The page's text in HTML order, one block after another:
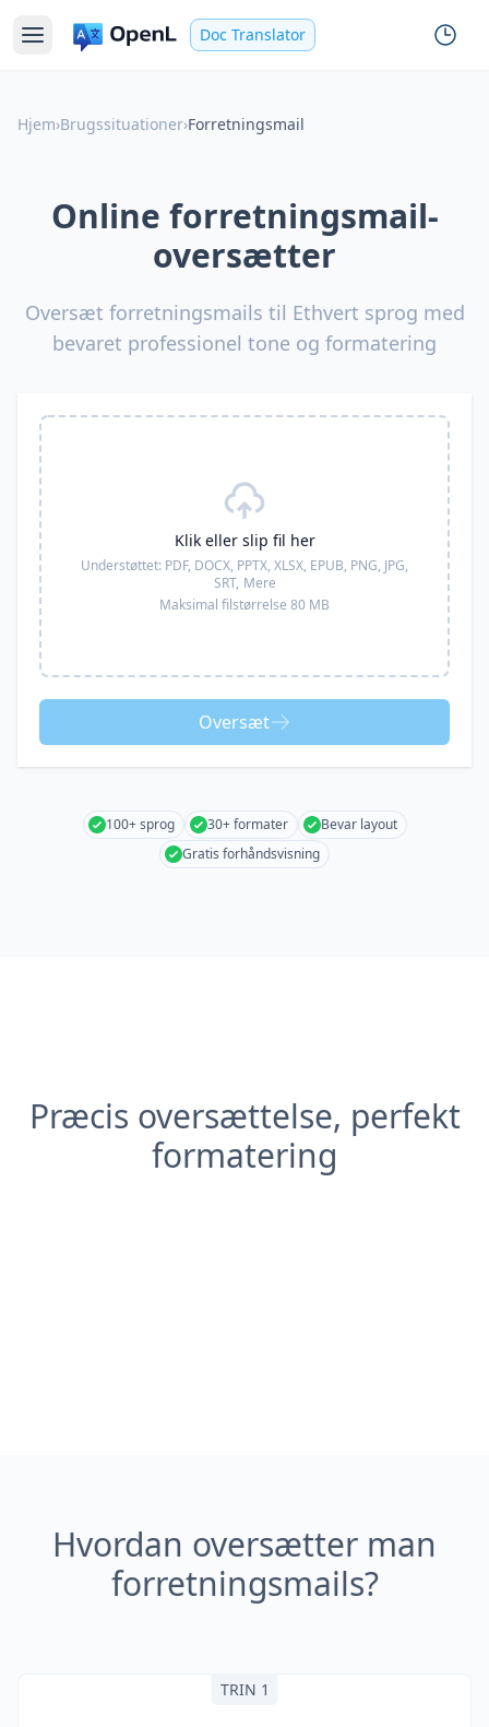
Doc Translator
Hjem›Brugssituationer›Forretningsmail
Online forretningsmail-
oversætter
Oversæt forretningsmails til Ethvert sprog med
bevaret professionel tone og formatering
Klik eller slip fil her
Understøttet: PDF, DOCX, PPTX, XLSX, EPUB, PNG, JPG,
SRT, Mere
Maksimal filstørrelse 80 MB
Oversæt
100+ sprog 30+ formater
Bevar layout
Gratis forhåndsvisning
Præcis oversættelse, perfekt
formatering
Hvordan oversætter man
forretningsmails?
TRIN 1